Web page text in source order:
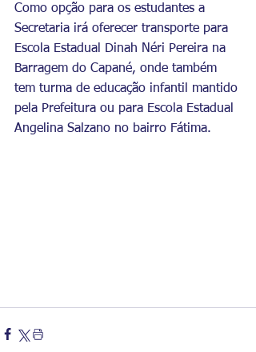
Como opção para os estudantes a
Secretaria irá oferecer transporte para
Escola Estadual Dinah Néri Pereira na
Barragem do Capané, onde também
tem turma de educação infantil mantido
pela Prefeitura ou para Escola Estadual
Angelina Salzano no bairro Fátima.